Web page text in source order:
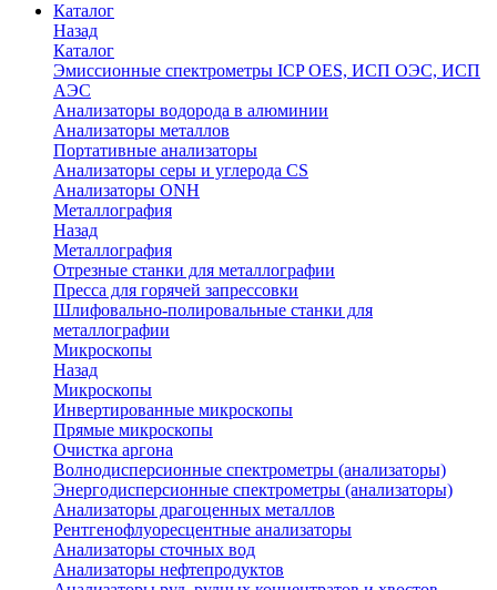
Каталог
Назад
Каталог
Эмиссионные спектрометры ICP OES, ИСП ОЭС, ИСП
АЭС
Анализаторы водорода в алюминии
Анализаторы металлов
Портативные анализаторы
Анализаторы серы и углерода CS
Анализаторы ONH
Металлография
Назад
Металлография
Отрезные станки для металлографии
Пресса для горячей запрессовки
Шлифовально-полировальные станки для
металлографии
Микроскопы
Назад
Микроскопы
Инвертированные микроскопы
Прямые микроскопы
Очистка аргона
Волнодисперсионные спектрометры (анализаторы)
Энергодисперсионные спектрометры (анализаторы)
Анализаторы драгоценных металлов
Рентгенофлуоресцентные анализаторы
Анализаторы сточных вод
Анализаторы нефтепродуктов